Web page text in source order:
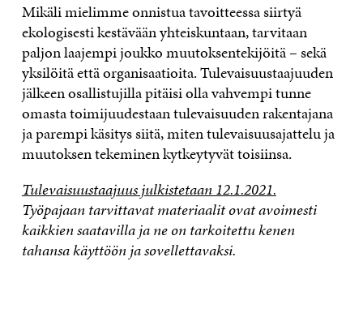
Mikäli mielimme onnistua tavoitteessa siirtyä
ekologisesti kestävään yhteiskuntaan, tarvitaan
paljon laajempi joukko muutoksentekijöitä – sekä
yksilöitä että organisaatioita. Tulevaisuustaajuuden
jälkeen osallistujilla pitäisi olla vahvempi tunne
omasta toimijuudestaan tulevaisuuden rakentajana
ja parempi käsitys siitä, miten tulevaisuusajattelu ja
muutoksen tekeminen kytkeytyvät toisiinsa.
Tulevaisuustaajuus julkistetaan 12.1.2021.
Työpajaan tarvittavat materiaalit ovat avoimesti
kaikkien saatavilla ja ne on tarkoitettu kenen
tahansa käyttöön ja sovellettavaksi.